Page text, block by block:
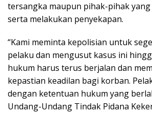
tersangka maupun pihak-pihak
serta melakukan penyekapan.
“Kami meminta kepolisian untuk
pelaku dan mengusut kasus ini
hukum harus terus berjalan dan
kepastian keadilan bagi korban.
dengan ketentuan hukum yang
Undang-Undang Tindak Pidana